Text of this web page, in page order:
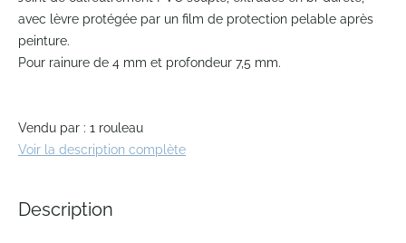
the
beginning
of
the
avec lèvre protégée par un film de protection pelable après
peinture.
Pour rainure de 4 mm et profondeur 7,5 mm.
Vendu par : 1 rouleau
Voir la description complète
Description